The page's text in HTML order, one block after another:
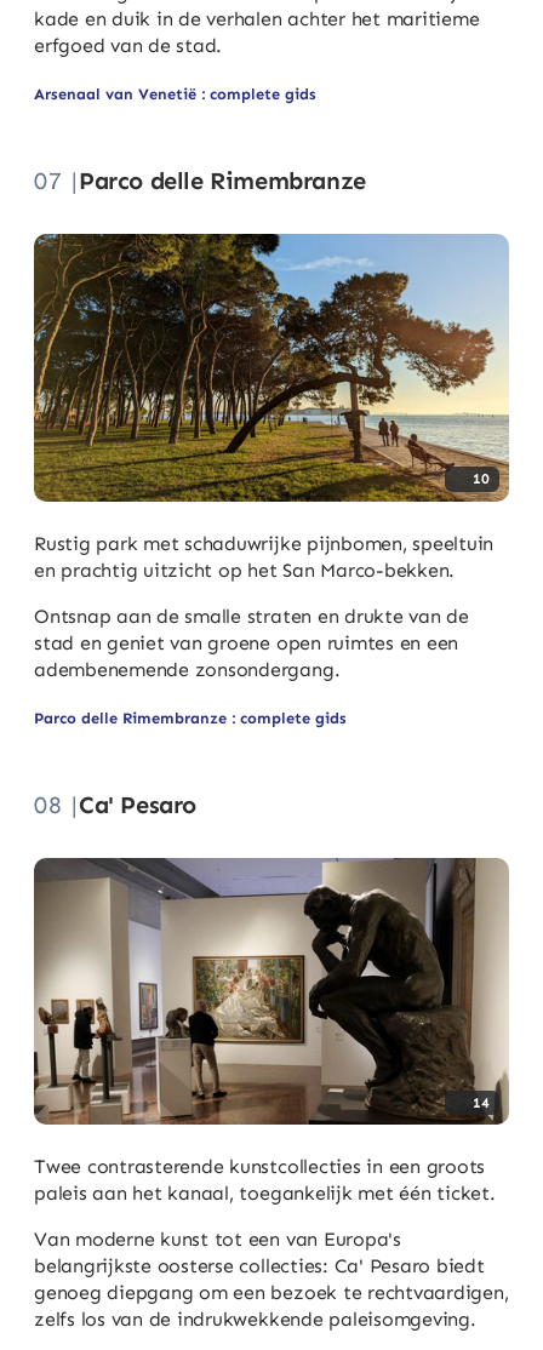
kade en duik in de verhalen achter het maritieme
erfgoed van de stad.
Arsenaal van Venetië : complete gids
07 |Parco delle Rimembranze
10
Rustig park met schaduwrijke pijnbomen, speeltuin
en prachtig uitzicht op het San Marco-bekken.
Ontsnap aan de smalle straten en drukte van de
stad en geniet van groene open ruimtes en een
adembenemende zonsondergang.
Parco delle Rimembranze : complete gids
08 |Ca' Pesaro
14
Twee contrasterende kunstcollecties in een groots
paleis aan het kanaal, toegankelijk met één ticket.
Van moderne kunst tot een van Europa's
belangrijkste oosterse collecties: Ca' Pesaro biedt
genoeg diepgang om een bezoek te rechtvaardigen,
zelfs los van de indrukwekkende paleisomgeving.